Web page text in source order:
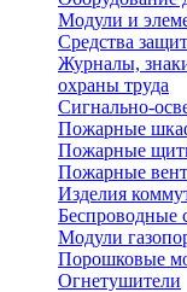
Модули и
Средства
Журналы,
охраны труда
Сигнально-
Пожарные
Пожарные
Пожарные
Изделия
Беспроводные
Модули
Порошковые
Огнетушители